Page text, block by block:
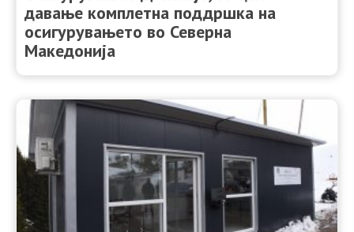
давање комплетна поддршка на
осигурувањето во Северна
Македонија